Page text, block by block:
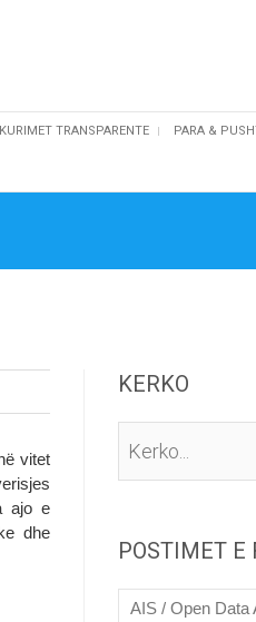
TRANSPARENTE PARA &
vitet
ajo e
dhe
KERKO
POSTIMET E
AIS / Open Data